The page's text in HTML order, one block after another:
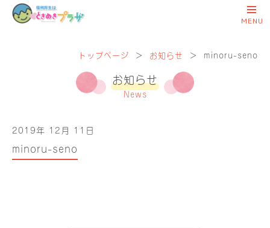
トップページ ＞ お知らせ ＞ minoru-seno
お知らせ
News
2019年 12月 11日
minoru-seno